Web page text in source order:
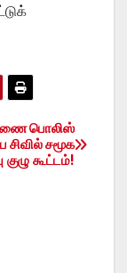
பொலிஸ்
சிவில் சமூக
குழு கூட்டம்!